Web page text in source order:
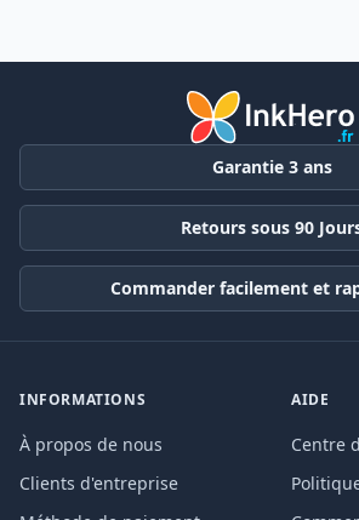
Garantie 3 ans
Retours sous 90
Commander facilement et
INFORMATIONS
À propos de nous
Clients d'entreprise
AIDE
Centre